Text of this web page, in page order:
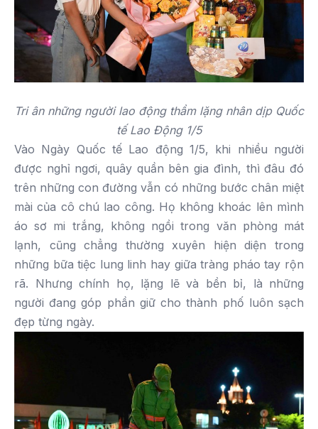
Tri ân những người lao động thầm lặng nhân dịp Quốc
tế Lao Động 1/5
Vào Ngày Quốc tế Lao động 1/5, khi nhiều người
được nghỉ ngơi, quây quần bên gia đình, thì đâu đó
trên những con đường vẫn có những bước chân miệt
mài của cô chú lao công. Họ không khoác lên mình
áo sơ mi trắng, không ngồi trong văn phòng mát
lạnh, cũng chẳng thường xuyên hiện diện trong
những bữa tiệc lung linh hay giữa tràng pháo tay rộn
rã. Nhưng chính họ, lặng lẽ và bền bỉ, là những
người đang góp phần giữ cho thành phố luôn sạch
đẹp từng ngày.